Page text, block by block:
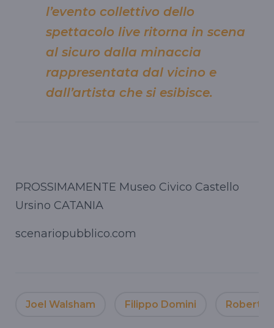
l’evento collettivo dello
spettacolo live ritorna in scena
al sicuro dalla minaccia
rappresentata dal vicino e
dall’artista che si esibisce.
PROSSIMAMENTE Museo Civico Castello
Ursino CATANIA
scenariopubblico.com
Joel Walsham Filippo Domini Roberto